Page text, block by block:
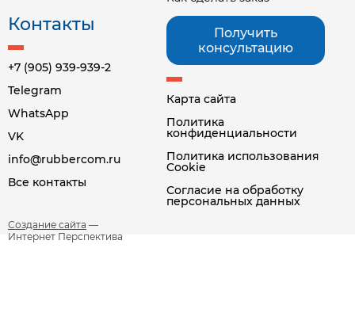
Контакты
+7 (905) 939-939-2
Telegram
WhatsApp
VK
info@rubbercom.ru
Все контакты
Получить
консультацию
Карта сайта
Политика
конфиденциальности
Политика использования
Cookie
Согласие на обработку
персональных данных
Создание сайта —
Интернет Перспектива